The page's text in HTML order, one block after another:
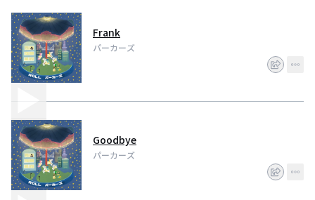
Frank
パーカーズ
Goodbye
パーカーズ